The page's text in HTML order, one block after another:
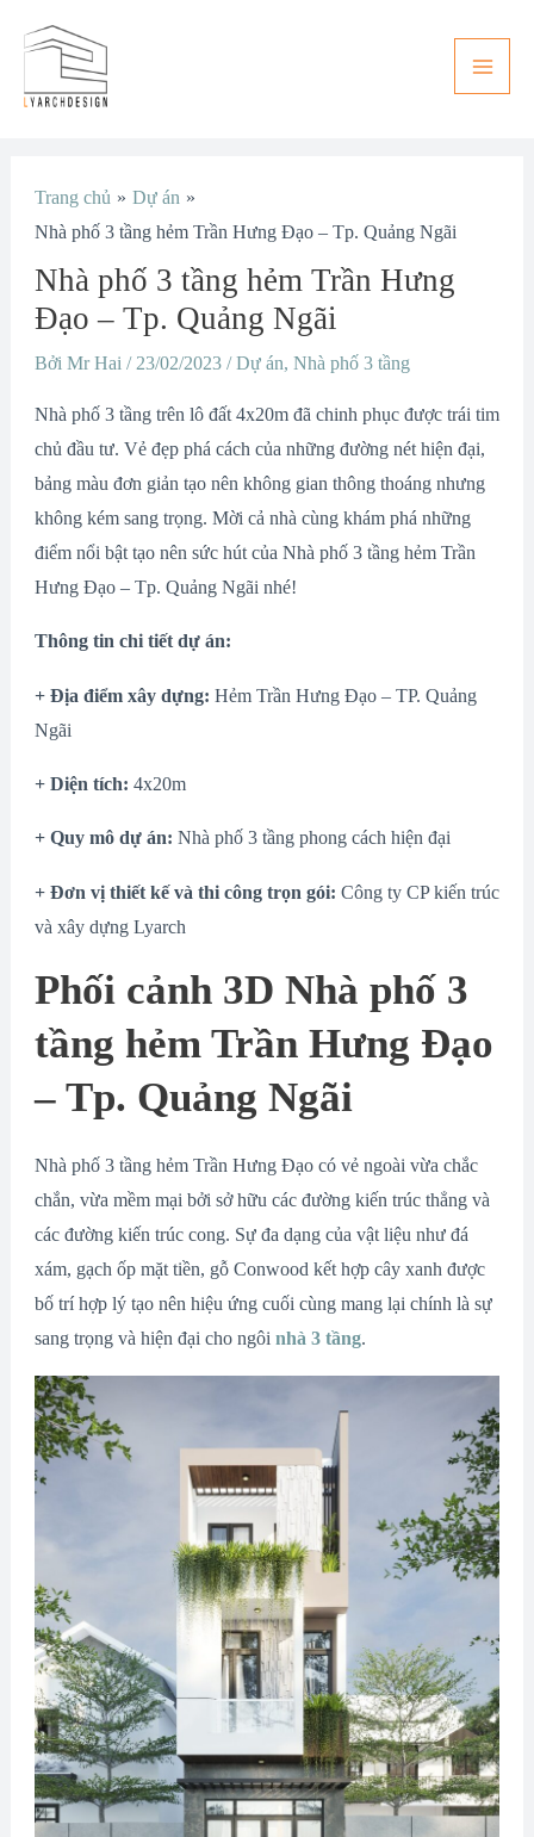
Trang chủ
Dự án
Nhà phố 3 tầng hẻm Trần Hưng Đạo – Tp. Quảng Ngãi
Nhà phố 3 tầng hẻm Trần Hưng
Đạo – Tp. Quảng Ngãi
Bởi Mr Hai /23/02/2023 /Dự án, Nhà phố 3 tầng
Nhà phố 3 tầng trên lô đất 4x20m đã chinh phục được trái tim
chủ đầu tư. Vẻ đẹp phá cách của những đường nét hiện đại,
bảng màu đơn giản tạo nên không gian thông thoáng nhưng
không kém sang trọng. Mời cả nhà cùng khám phá những
điểm nổi bật tạo nên sức hút của Nhà phố 3 tầng hẻm Trần
Hưng Đạo – Tp. Quảng Ngãi nhé!
Thông tin chi tiết dự án:
+ Địa điểm xây dựng: Hẻm Trần Hưng Đạo – TP. Quảng
Ngãi
+ Diện tích: 4x20m
+ Quy mô dự án: Nhà phố 3 tầng phong cách hiện đại
+ Đơn vị thiết kế và thi công trọn gói: Công ty CP kiến trúc
và xây dựng Lyarch
Phối cảnh 3D Nhà phố 3
tầng hẻm Trần Hưng Đạo
– Tp. Quảng Ngãi
Nhà phố 3 tầng hẻm Trần Hưng Đạo có vẻ ngoài vừa chắc
chắn, vừa mềm mại bởi sở hữu các đường kiến trúc thẳng và
các đường kiến trúc cong. Sự đa dạng của vật liệu như đá
xám, gạch ốp mặt tiền, gỗ Conwood kết hợp cây xanh được
bố trí hợp lý tạo nên hiệu ứng cuối cùng mang lại chính là sự
sang trọng và hiện đại cho ngôi nhà 3 tầng.
hướng
viết